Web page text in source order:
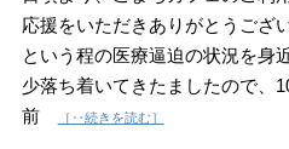
応援をいただきありがとうござ
という程の医療逼迫の状況を身
少落ち着いてきたましたので、
前
［‥続きを読む］